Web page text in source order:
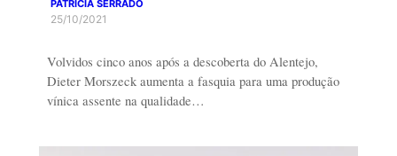
PATRÍCIA SERRADO
25/10/2021
Volvidos cinco anos após a descoberta do Alentejo,
Dieter Morszeck aumenta a fasquia para uma produção
vínica assente na qualidade…